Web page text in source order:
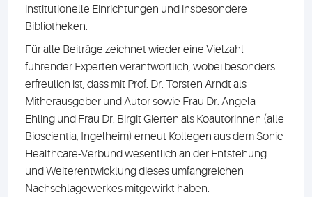
institutionelle Einrichtungen und insbesondere
Bibliotheken.
Für alle Beiträge zeichnet wieder eine Vielzahl
führender Experten verantwortlich, wobei besonders
erfreulich ist, dass mit Prof. Dr. Torsten Arndt als
Mitherausgeber und Autor sowie Frau Dr. Angela
Ehling und Frau Dr. Birgit Gierten als Koautorinnen (alle
Bioscientia, Ingelheim) erneut Kollegen aus dem Sonic
Healthcare-Verbund wesentlich an der Entstehung
und Weiterentwicklung dieses umfangreichen
Nachschlagewerkes mitgewirkt haben.